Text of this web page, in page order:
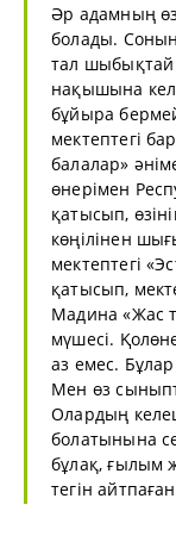
Әр адамның
болады.
тал
нақышына
бұйыра
мектептегі
балалар»
өнерімен
қатысып,
көңілінен
мектептегі
қатысып,
Мадина «Жас
мүшесі.
аз емес.
Мен өз
Олардың
болатынына
бұлақ, ғылым
тегін